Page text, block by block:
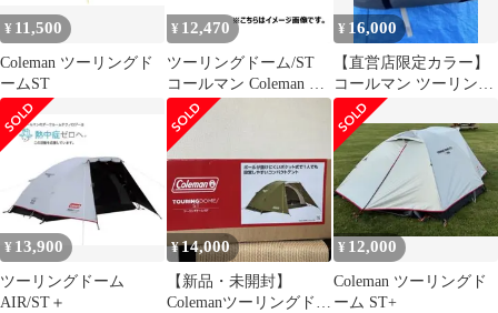
¥ 11,500
Coleman ツーリングド
ームST
¥ 12,470
ツーリングドーム/ST
コールマン Coleman ソ
ロキャンプ向けテント
2000038141 1～2人用
¥ 16,000
【直営店限定カラー】
コールマン ツーリング
ドームST グレー
¥ 13,900
ツーリングドーム
AIR/ST＋
¥14,000
【新品・未開封】
Colemanツーリングドー
¥ 12,000
Coleman ツーリングド
ーム ST+